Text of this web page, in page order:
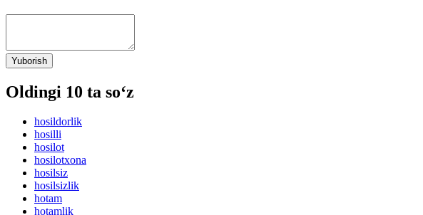
Yuborish
Oldingi 10 ta so‘z
hosildorlik
hosilli
hosilot
hosilotxona
hosilsiz
hosilsizlik
hotam
hotamlik